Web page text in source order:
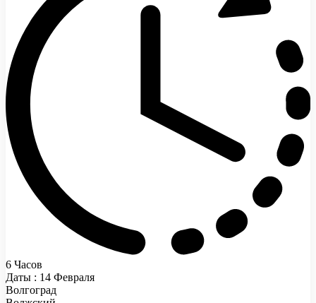
6 Часов
Даты : 14 Февраля
Волгоград